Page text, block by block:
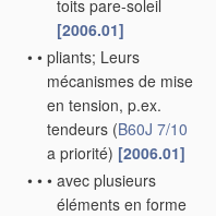
toits pare-soleil
[2006.01]
• • pliants; Leurs
mécanismes de mise
en tension, p.ex.
tendeurs (B60J 7/10
a priorité) [2006.01]
• • • avec plusieurs
éléments en forme